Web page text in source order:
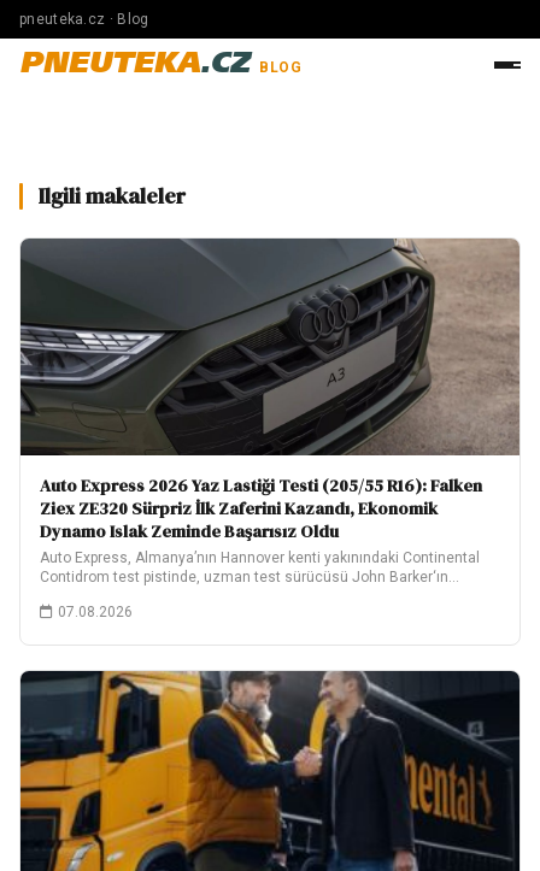
pneuteka.cz · Blog
PNEUTEKA.CZ BLOG
Ilgili makaleler
Auto Express 2026 Yaz Lastiği Testi (205/55 R16): Falken
Ziex ZE320 Sürpriz İlk Zaferini Kazandı, Ekonomik
Dynamo Islak Zeminde Başarısız Oldu
Auto Express, Almanya’nın Hannover kenti yakınındaki Continental
Contidrom test pistinde, uzman test sürücüsü John Barker‘ın…
07.08.2026